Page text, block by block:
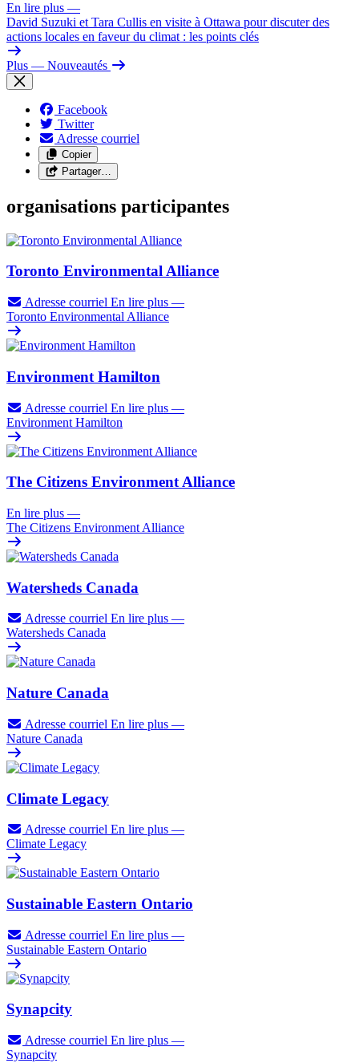
En lire plus —
David Suzuki et Tara Cullis en visite à Ottawa pour discuter des
actions locales en faveur du climat : les points clés
Plus — Nouveautés
Facebook
Twitter
Adresse courriel
Copier
Partager…
organisations participantes
Toronto Environmental Alliance
Adresse courriel En lire plus —
Toronto Environmental Alliance
Environment Hamilton
Adresse courriel En lire plus —
Environment Hamilton
The Citizens Environment Alliance
En lire plus —
The Citizens Environment Alliance
Watersheds Canada
Adresse courriel En lire plus —
Watersheds Canada
Nature Canada
Adresse courriel En lire plus —
Nature Canada
Climate Legacy
Adresse courriel En lire plus —
Climate Legacy
Sustainable Eastern Ontario
Adresse courriel En lire plus —
Sustainable Eastern Ontario
Synapcity
Adresse courriel En lire plus —
Synapcity